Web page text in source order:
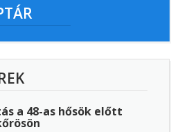
a 48-as hősök előtt